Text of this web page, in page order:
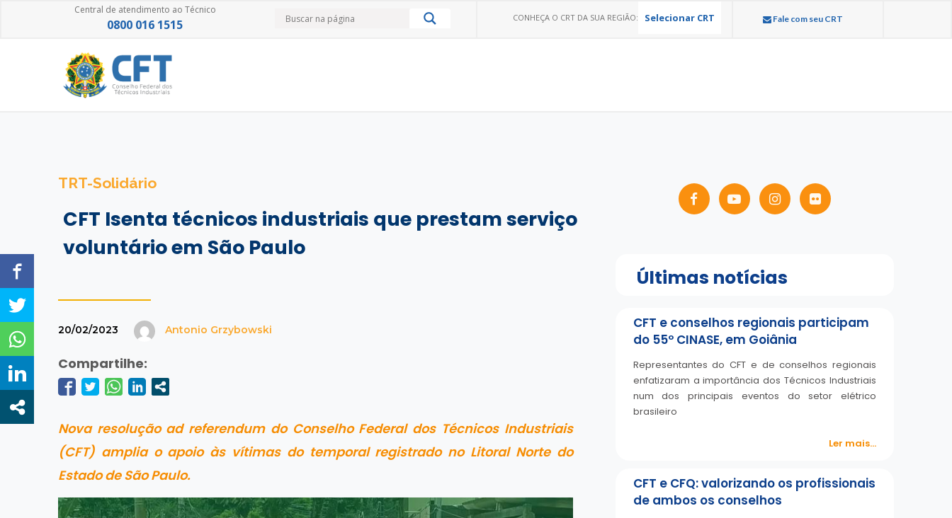
Central de atendimento ao Técnico
0800 016 1515 CONHEÇA O CRT DA SUA REGIÃO: Selecionar CRT Fale com seu CRT
TRT-Solidário
CFT Isenta técnicos industriais que prestam serviço
voluntário em São Paulo
20/02/2023 Antonio Grzybowski
Compartilhe:
Nova resolução ad referendumdo Conselho Federal dos Técnicos Industriais
(CFT) amplia o apoio às vítimas do temporal registrado no Litoral Norte do
Estado de São Paulo.
Últimas notícias
CFT e conselhos regionais participam
do 55º CINASE, em Goiânia
Representantes do CFT e de conselhos regionais
enfatizaram a importância dos Técnicos Industriais
num dos principais eventos do setor elétrico
brasileiro
Ler mais...
CFT e CFQ: valorizando os profissionais
de ambos os conselhos